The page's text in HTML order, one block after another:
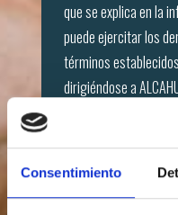
Consentimiento
que se explica en la
puede ejercitar los
términos
dirigiéndose a
Asimismo, Usted